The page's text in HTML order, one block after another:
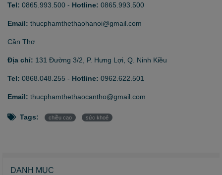
Tel: 0865.993.500 - Hotline: 0865.993.500
Email: thucphamthethaohanoi@gmail.com
Cần Thơ
Địa chỉ: 131 Đường 3/2, P. Hưng Lợi, Q. Ninh Kiều
Tel: 0868.048.255 - Hotline: 0962.622.501
Email: thucphamthethaocantho@gmail.com
Tags: chiều cao sức khoẻ
DANH MỤC